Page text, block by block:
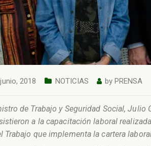
2018 NOTICIAS by PRENSA
de Trabajo y Seguridad Social,
a la capacitación laboral
Trabajo que implementa la cartera